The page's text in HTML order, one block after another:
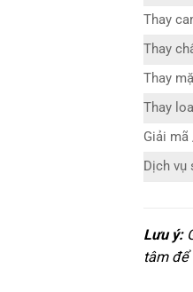
Thay
Thay
Thay
Thay
Giải
Dịch vụ
Lưu ý:
tâm để